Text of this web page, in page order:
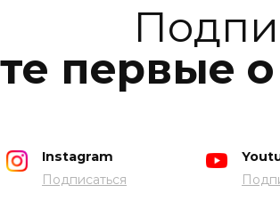
первые
Instagram
Подписаться